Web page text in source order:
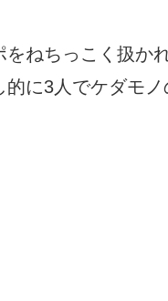
ねちっこく扱か
に3人でケダモノ